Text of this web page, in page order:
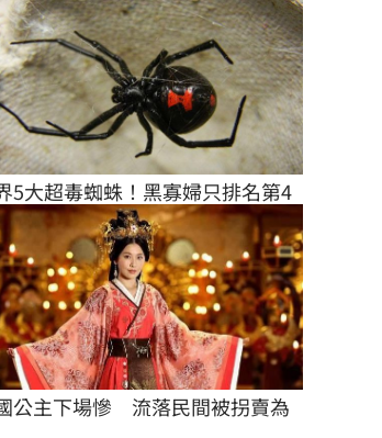
5大超毒蜘蛛！黑寡婦只排名第4
公主下場慘　流落民間被拐賣為